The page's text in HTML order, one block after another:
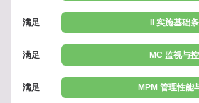
满足 II 实施基础
满足 MC 监视与
满足 MPM 管理性能